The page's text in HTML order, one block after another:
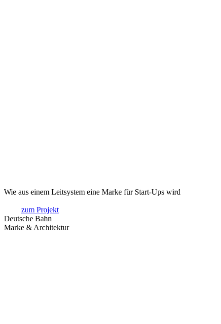
Wie aus einem Leitsystem eine Marke für Start-Ups wird
zum Projekt
Deutsche Bahn
Marke & Architektur